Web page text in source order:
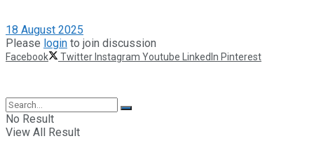
18 August 2025
Please login to join discussion
Facebook Twitter Instagram Youtube LinkedIn Pinterest
No Result
View All Result